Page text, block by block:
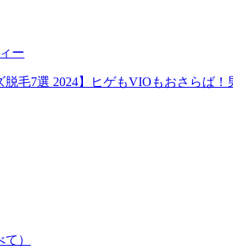
ー
脱毛7選 2024】ヒゲもVIOもおさらば
て）